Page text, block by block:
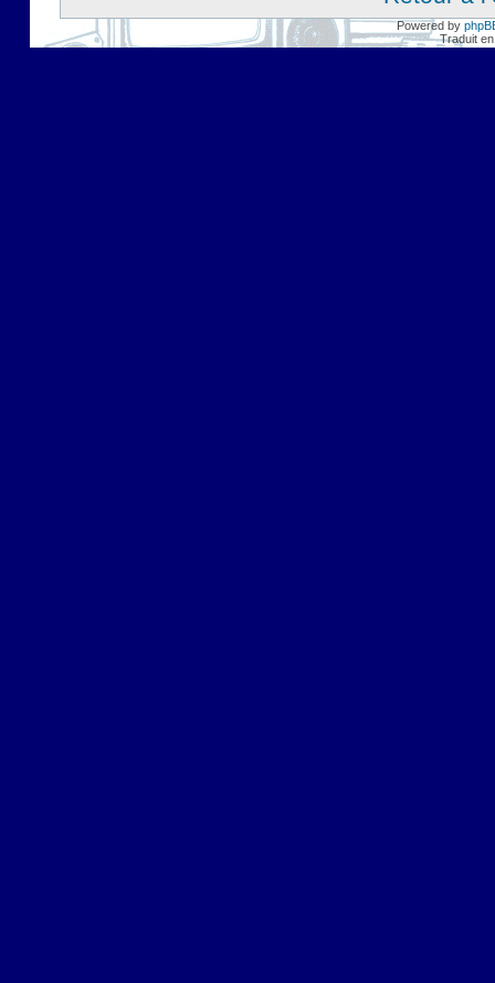
Powered by
Traduit